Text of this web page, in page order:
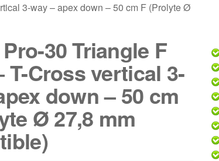
3-way – apex down – 50 cm F (Prolyte Ø
30 Triangle F
T-Cross vertical 3-
down – 50 cm
Ø 27,8 mm